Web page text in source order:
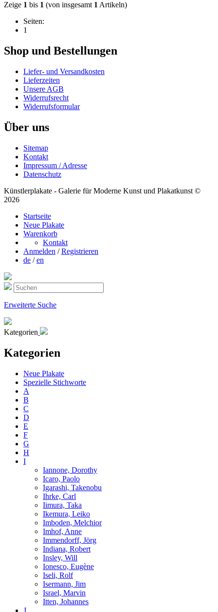
Zeige 1 bis 1 (von insgesamt 1Artikeln)
Seiten:
1
Shop und Bestellungen
Liefer- und Versandkosten
Lieferzeiten
Unsere AGB
Widerrufsrecht
Widerrufsformular
Über uns
Sitemap
Kontakt
Impressum / Adresse
Datenschutz
Künstlerplakate - Galerie für Moderne Kunst und Plakatkunst ©
2026
Startseite
Neue Plakate
Warenkorb
Kontakt
Anmelden / Registrieren
de /en
Erweiterte Suche
Kategorien
Kategorien
Neue Plakate
Spezielle Stichworte
A
B
C
D
E
F
G
H
I
Iannone, Dorothy
Icaro, Paolo
Igarashi, Takenobu
Ihrke, Carl
Iimura, Taka
Ikemura, Leiko
Imboden, Melchior
Imhof, Anne
Immendorff, Jörg
Indiana, Robert
Insley, Will
Ionesco, Eugène
Iseli, Rolf
Isermann, Jim
Israel, Marvin
Itten, Johannes
J